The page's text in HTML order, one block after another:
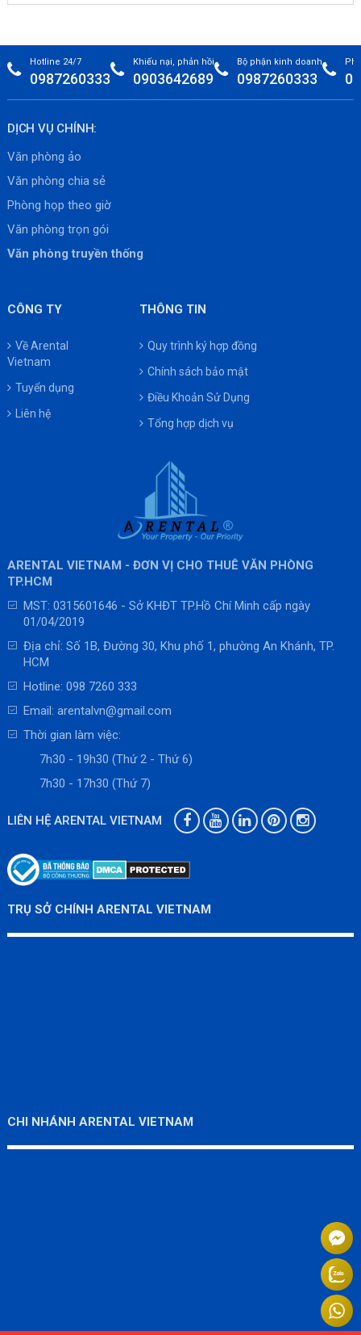
Hotline 24/7
0987260333
Khiếu nại, phản hồi
0903642689
Bộ phận kinh doanh
0987260333
DỊCH VỤ CHÍNH:
Văn phòng ảo
Văn phòng chia sẻ
Phòng họp theo giờ
Văn phòng trọn gói
Văn phòng truyền thống
CÔNG TY
Về Arental
Vietnam
Tuyển dụng
Liên hệ
THÔNG TIN
Quy trình ký hợp đồng
Chính sách bảo mật
Điều Khoản Sử Dụng
Tổng hợp dịch vụ
ARENTAL VIETNAM - ĐƠN VỊ CHO THUÊ VĂN PHÒNG
TP.HCM
MST: 0315601646 - Sở KHĐT TP.Hồ Chí Minh cấp ngày
01/04/2019
Địa chỉ: Số 1B, Đường 30, Khu phố 1, phường An Khánh, TP.
HCM
Hotline: 098 7260 333
Email: arentalvn@gmail.com
Thời gian làm việc:
7h30 - 19h30 (Thứ 2 - Thứ 6)
7h30 - 17h30 (Thứ 7)
LIÊN HỆ ARENTAL VIETNAM
TRỤ SỞ CHÍNH ARENTAL VIETNAM
CHI NHÁNH ARENTAL VIETNAM